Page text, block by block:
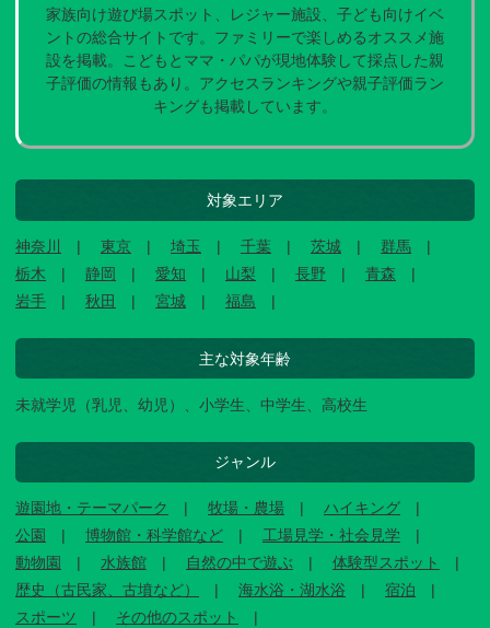
家族向け遊び場スポット、レジャー施設、子ども向けイベ
ントの総合サイトです。ファミリーで楽しめるオススメ施
設を掲載。こどもとママ・パパが現地体験して採点した親
子評価の情報もあり。アクセスランキングや親子評価ラン
キングも掲載しています。
対象エリア
神奈川 東京 埼玉 千葉 茨城
群馬
栃木
静岡 愛知 山梨 長野
青森
岩手
秋田 宮城 福島
主な対象年齢
未就学児（乳児、幼児）、小学生、中学生、高校生
ジャンル
遊園地・テーマパーク 牧場・農場
ハイキング
公園
博物館・科学館など
工場見学・社会見学
動物園
水族館 自然の中で遊ぶ
体験型スポット
歴史（古民家、古墳など）
海水浴・湖水浴
宿泊
スポーツ
その他のスポット